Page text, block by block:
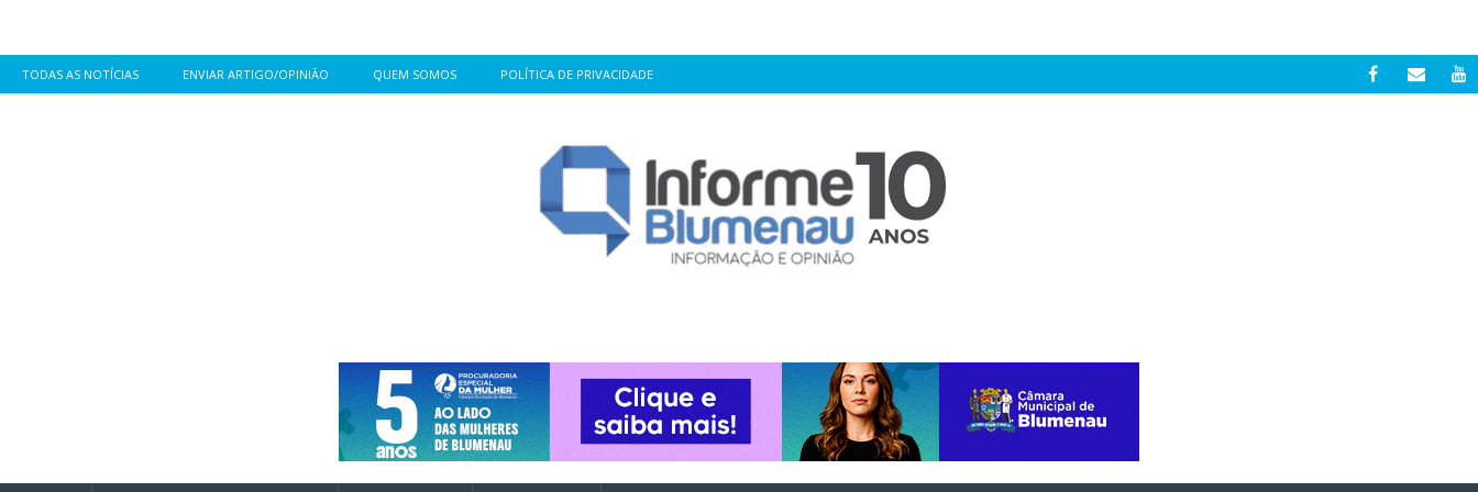
TODAS AS NOTÍCIAS ENVIAR ARTIGO/OPINIÃO QUEM SOMOS POLÍTICA DE PRIVACIDADE